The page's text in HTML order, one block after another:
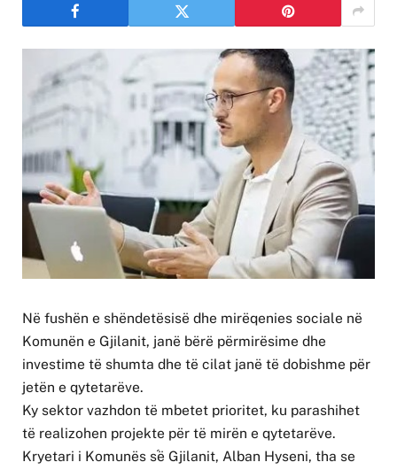
Në fushën e shëndetësisë dhe mirëqenies sociale në
Komunën e Gjilanit, janë bërë përmirësime dhe
investime të shumta dhe të cilat janë të dobishme për
jetën e qytetarëve.
Ky sektor vazhdon të mbetet prioritet, ku parashihet
të realizohen projekte për të mirën e qytetarëve.
Kryetari i Komunës s֝ë Gjilanit, Alban Hyseni, tha se